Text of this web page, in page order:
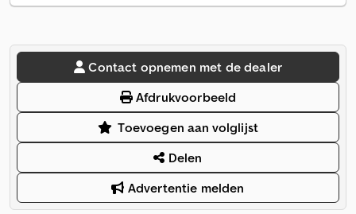
Contact opnemen met de dealer
Afdrukvoorbeeld
Toevoegen aan volglijst
Delen
Advertentie melden